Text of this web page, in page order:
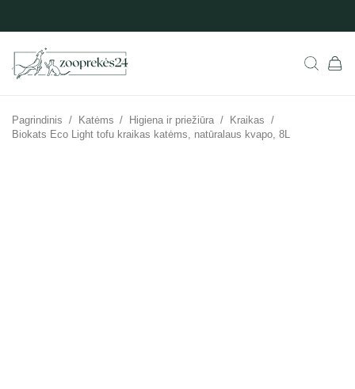
Pagrindinis / Katėms / Higiena ir priežiūra / Kraikas /
Biokats Eco Light tofu kraikas katėms, natūralaus kvapo, 8L